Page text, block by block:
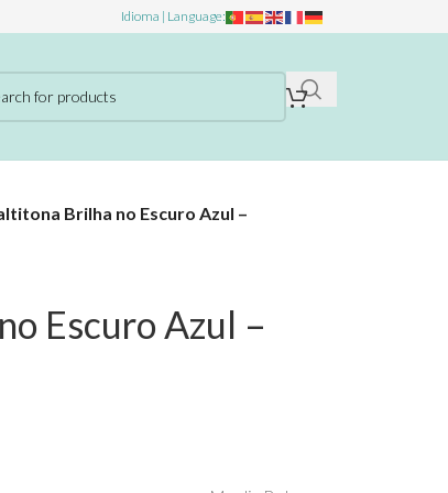
Idioma | Language:
Brilha no Escuro Azul –
Escuro Azul –